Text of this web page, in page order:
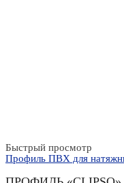
Быстрый просмотр
Профиль ПВХ для